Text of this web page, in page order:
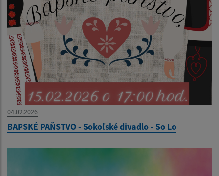
04.02.2026
BAPSKÉ PAŇSTVO - Sokoľské divadlo - So Lo